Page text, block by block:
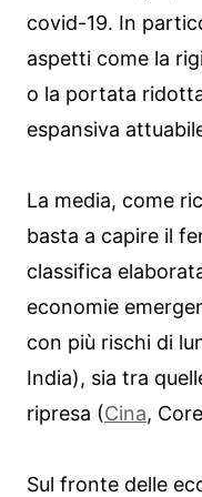
covid-19. In
aspetti come la
o la portata
espansiva
La media, come
basta a capire il
classifica
economie
con più rischi di
India), sia tra
ripresa (Cina,
Sul fronte delle